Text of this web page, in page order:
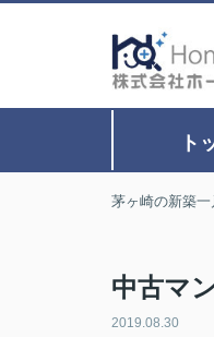
ト
茅ヶ崎の新築
中古マ
2019.08.30